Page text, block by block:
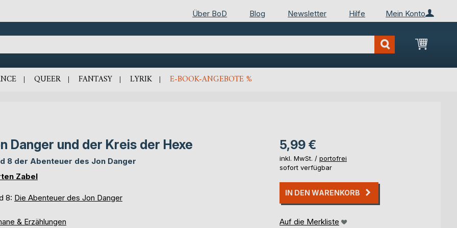
Mein Konto
Über BoD Blog Newsletter Hilfe
Mein
QUEER FANTASY LYRIK E-BOOK-ANGEBOTE %
Danger und der Kreis der Hexe
8 der Abenteuer des Jon Danger
Zabel
8: Die Abenteuer des Jon Danger
& Erzählungen
5,99 €
inkl. MwSt. / portofrei
sofort verfügbar
IN DEN WARENKORB
Auf die Merkliste